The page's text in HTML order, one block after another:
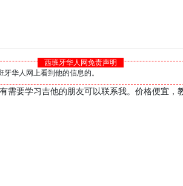
西班牙华人网免责声明
华人网上看到他的信息的。
需要学习吉他的朋友可以联系我。价格便宜，